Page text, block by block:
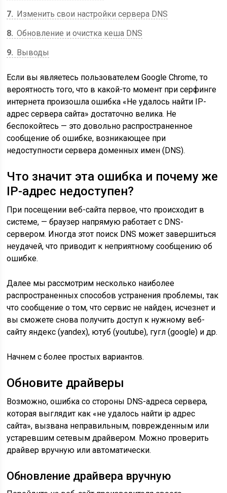
7
Изменить свои настройки сервера DNS
8 Обновление и очистка кеша DNS
9
Выводы
Если вы являетесь пользователем Google Chrome, то
вероятность того, что в какой-то момент при серфинге
интернета произошла ошибка «Не удалось найти IP-
адрес сервера сайта» достаточно велика. Не
беспокойтесь — это довольно распространенное
сообщение об ошибке, возникающее при
недоступности сервера доменных имен (DNS).
Что значит эта ошибка и почему же
IP-адрес недоступен?
При посещении веб-сайта первое, что происходит в
системе, — браузер напрямую работает с DNS-
сервером. Иногда этот поиск DNS может завершиться
неудачей, что приводит к неприятному сообщению об
ошибке.
Далее мы рассмотрим несколько наиболее
распространенных способов устранения проблемы, так
что сообщение о том, что сервис не найден, исчезнет и
вы сможете снова получить доступ к нужному веб-
сайту яндекс (yandex), ютуб (youtube), гугл (google) и др.
Начнем с более простых вариантов.
Обновите драйверы
Возможно, ошибка со стороны DNS-адреса сервера,
которая выглядит как «не удалось найти ip адрес
сайта», вызвана неправильным, поврежденным или
устаревшим сетевым драйвером. Можно проверить
драйвер вручную или автоматически.
Обновление драйвера вручную